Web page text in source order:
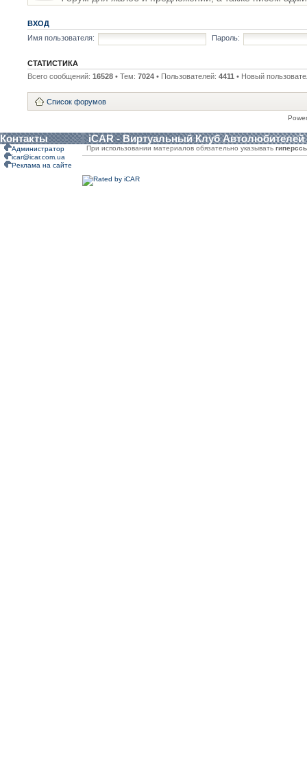
ВХОД
Имя пользователя:
Пароль:
СТАТИСТИКА
Всего сообщений: 16528 • Тем: 7024 • Пользователей: 4411 • Новый
Список форумов
Контакты iCAR - Виртуальный Клуб Автолюбителей
Администратор
icar@icar.com.ua
Реклама на сайте
При использовании материалов обязательно указывать